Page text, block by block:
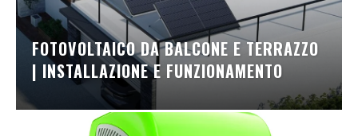
FOTOVOLTAICO DA BALCONE E TERRAZZO
| INSTALLAZIONE E FUNZIONAMENTO